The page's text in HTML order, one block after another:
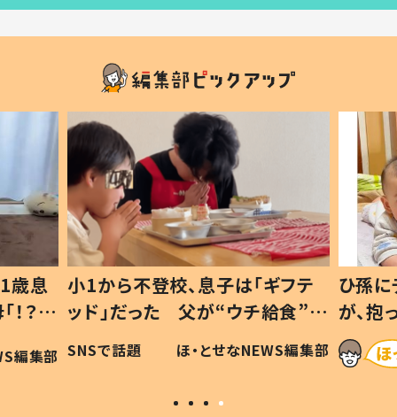
歳息
？」
編集部
小1から不登校、息子は「ギフテ
ッド」だった 父が“ウチ給食”を
作り続ける理由とは #令和の親
#令和の子
SNSで話題 ほ・とせなNEWS編集部
ひ孫
が、
「涙が
い」